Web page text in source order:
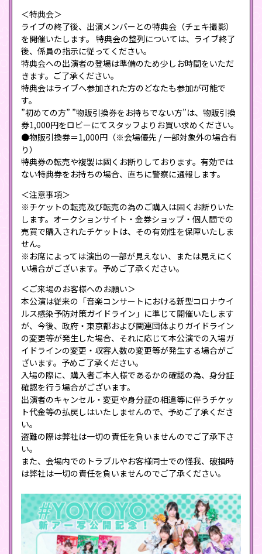
＜特典会＞
ライブの終了後、出演メンバーとの特典会（チェキ撮影）
を開催いたします。 特典会の整列については、ライブ終了
後、係員の指示に従ってください。
特典会への出演者の登場は準備のため少しお時間をいただ
きます。ご了承ください。
特典会はライブへ参加された方のどなたも参加が可能で
す。
”初めての方” ”物販引換券をお持ちでない方”は、物販引換
券1,000円をロビーにてスタッフよりお買い求めください。
●物販引換券＝1,000円（※会場優先 / 一部対象外の場合有
り）
特典券の転売や複製は固くお断りしております。有効では
ない特典券をお持ちの場合、直ちに警察に通報します。
＜注意事項＞
※チケットの転売及び転売の為のご購入は固くお断りいた
します。オークションサイト・金券ショップ・個人間での
売買で購入されたチケットは、その有効性を保障いたしま
せん。
※お席によっては演出の一部が見えない、または見えにく
い場合がございます。予めご了承ください。
＜ご来場のお客様へのお願い＞
本公演は従来の「音楽コンサートにおける新型コロナウイ
ルス感染予防対策ガイドライン」に準じて開催いたします
が、今後、政府・東京都および関連団体よりガイドライン
の変更等が発生した場合、それに応じて本公演での入場ガ
イドラインの変更・収容人数の変更等が発生する場合がご
ざいます。予めご了承ください。
入場の際に、購入者ご本人様であるかの確認の為、身分証
確認を行う場合がございます。
出演者のキャンセル・変更や身分証の相違等に伴うチケッ
ト代金等の払戻しはいたしませんので、予めご了承くださ
い。
盗難の際は弊社は一切の責任を負いませんのでご了承下さ
い。
また、会場内でのトラブルやお客様同士での怪我、破損時
は弊社は一切の責任を負いませんのでご了承ください。